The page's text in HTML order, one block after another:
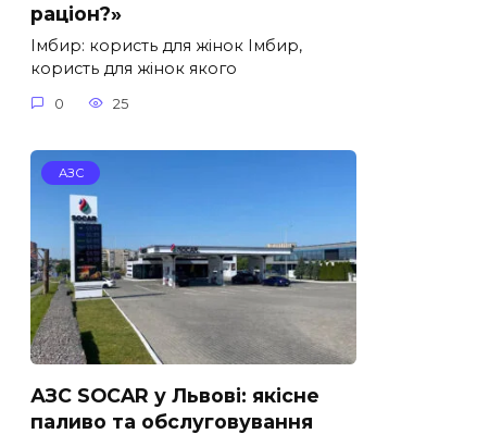
раціон?»
Імбир: користь для жінок Імбир,
користь для жінок якого
0 25
АЗС
АЗС SOCAR у Львові: якісне
паливо та обслуговування